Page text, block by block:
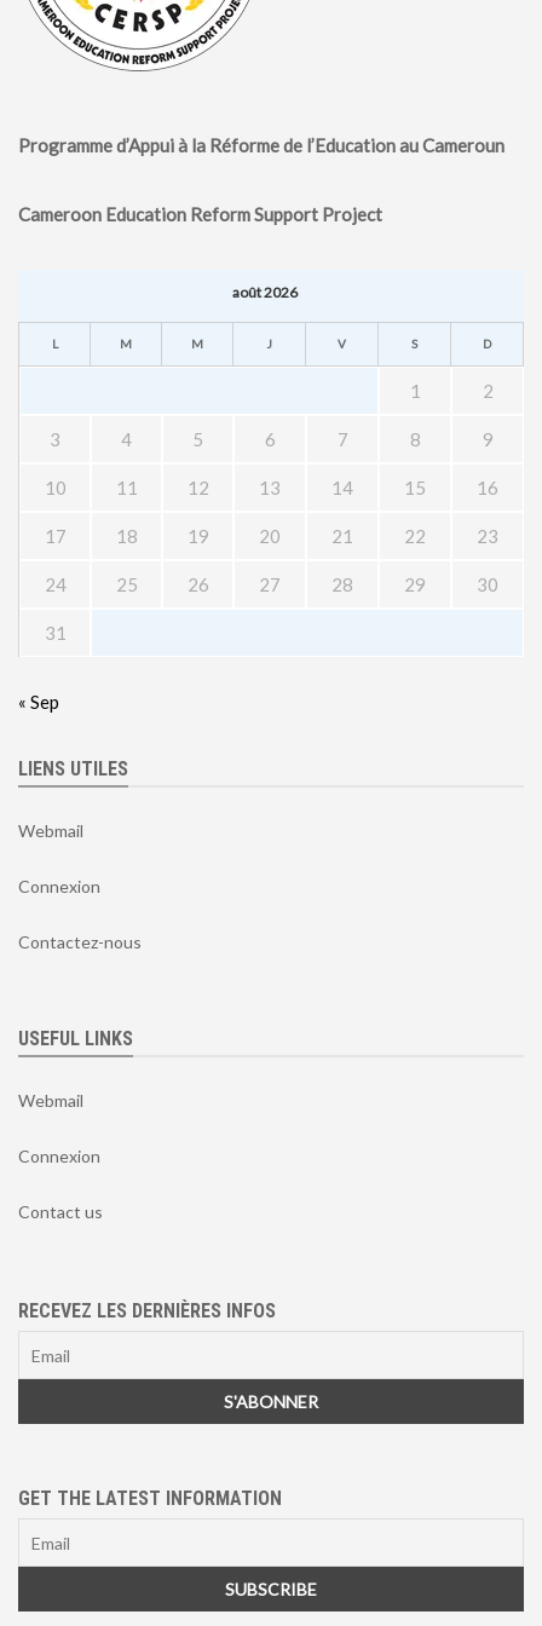
Programme d’Appui à la Réforme de l’Education au Cameroun
Cameroon Education Reform Support Project
août 2026
L M M J V S D
1 2
3 4 5 6 7 8 9
10 11 12 13 14 15 16
17 18 19 20 21 22 23
24 25 26 27 28 29 30
31
« Sep
LIENS UTILES
Webmail
Connexion
Contactez-nous
USEFUL LINKS
Webmail
Connexion
Contact us
RECEVEZ LES DERNIÈRES INFOS
GET THE LATEST INFORMATION